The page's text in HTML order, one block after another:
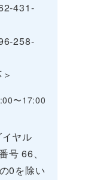
431-
258-
〜17:00
ヤル
号 66、
0を除い